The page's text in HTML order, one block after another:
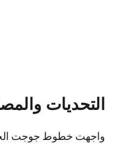
التحديات
واجهت خطوط جوجت